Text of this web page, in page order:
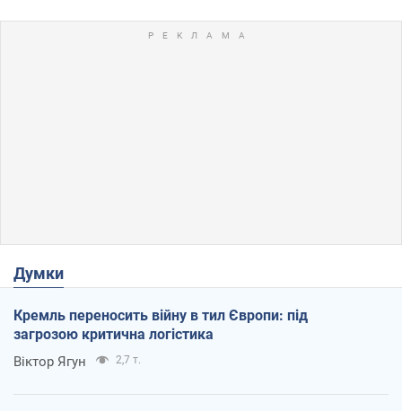
Думки
Кремль переносить війну в тил Європи: під
загрозою критична логістика
Віктор Ягун 2,7 т.